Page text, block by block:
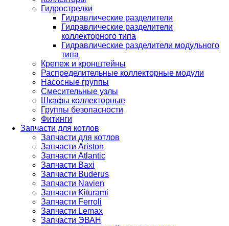
Гидрострелки
Гидравлические разделители
Гидравлические разделители
коллекторного типа
Гидравлические разделители модульного
типа
Крепеж и кронштейны
Распределительные коллекторные модули
Насосные группы
Смесительные узлы
Шкафы коллекторные
Группы безопасности
Фитинги
Запчасти для котлов
Запчасти для котлов
Запчасти Ariston
Запчасти Atlantic
Запчасти Baxi
Запчасти Buderus
Запчасти Navien
Запчасти Kiturami
Запчасти Ferroli
Запчасти Lemax
Запчасти ЭВАН